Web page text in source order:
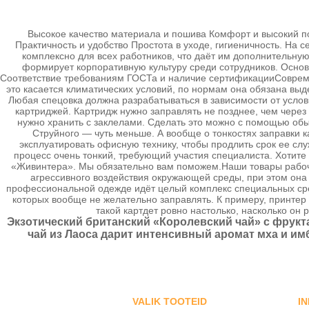
Высокое качество материала и пошива Комфорт и высокий
Практичность и удобство Простота в уходе, гигиеничность.
комплексно для всех работников, что даёт им
формирует корпоративную культуру среди сотрудников.
Соответствие требованиям ГОСТа и наличие
это касается климатических условий, по нормам она обязана
Любая спецовка должна разрабатываться в зависимости от
картриджей. Картридж нужно заправлять не позднее, чем
нужно хранить с заклелами. Сделать это можно с помощью
Струйного — чуть меньше. А вообще о тонкостях заправки
эксплуатировать офисную технику, чтобы продлить срок ее
процесс очень тонкий, требующий участия специалиста.
«Живинтера». Мы обязательно вам поможем.Наши товары
агрессивного воздействия окружающей среды, при этом
профессиональной одежде идёт целый комплекс специальных
которых вообще не желательно заправлять. К примеру,
такой картдет ровно настолько, насколько
Экзотический британский «Королевский чай» с
чай из Лаоса дарит интенсивный аромат мха и
VALIK TOOTEID